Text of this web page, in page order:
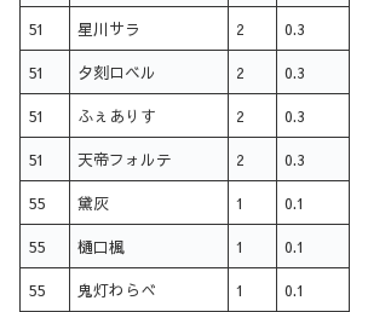
51 星川サラ 2 0.3
51 夕刻ロベル 2 0.3
51 ふぇありす 2 0.3
51 天帝フォルテ 2 0.3
55 黛灰 1 0.1
55 樋口楓 1 0.1
55 鬼灯わらべ 1 0.1